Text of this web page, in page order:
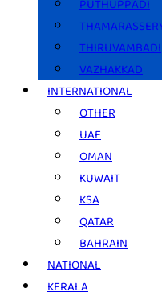
PUTHUPPADI
THIRUVAMBADI
VAZHAKKAD
INTERNATIONAL
OTHER
UAE
OMAN
KUWAIT
KSA
QATAR
BAHRAIN
NATIONAL
KERALA